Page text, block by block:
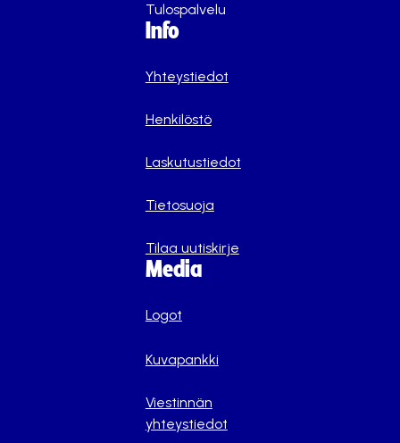
Tulospalvelu
Info
Yhteystiedot
Henkilöstö
Laskutustiedot
Tietosuoja
Tilaa uutiskirje
Media
Logot
Kuvapankki
Viestinnän
yhteystiedot